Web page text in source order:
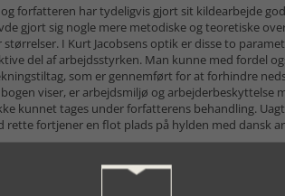
forfatteren har tydeligvis gjort sit kildearbejde
gjort sig nogle mere metodiske og teoretiske
I Kurt Jacobsens optik er disse to
del af arbejdsstyrken. Man kunne med fordel
som er gennemført for at forhindre
viser, er arbejdsmiljø og arbejderbeskyttelse
kunnet tages under forfatterens behandling.
fortjener en flot plads på hylden med dansk